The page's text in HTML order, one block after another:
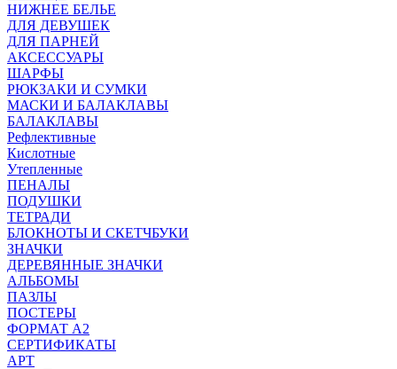
НИЖНЕЕ БЕЛЬЕ
ДЛЯ ДЕВУШЕК
ДЛЯ ПАРНЕЙ
АКСЕССУАРЫ
ШАРФЫ
РЮКЗАКИ И СУМКИ
МАСКИ И БАЛАКЛАВЫ
БАЛАКЛАВЫ
Рефлективные
Кислотные
Утепленные
ПЕНАЛЫ
ПОДУШКИ
ТЕТРАДИ
БЛОКНОТЫ И СКЕТЧБУКИ
ЗНАЧКИ
ДЕРЕВЯННЫЕ ЗНАЧКИ
АЛЬБОМЫ
ПАЗЛЫ
ПОСТЕРЫ
ФОРМАТ А2
СЕРТИФИКАТЫ
АРТ